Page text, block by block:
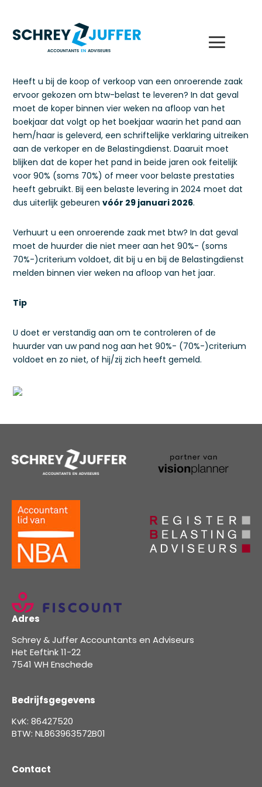
Heeft u bij de koop of verkoop van een onroerende zaak
ervoor gekozen om btw-belast te leveren? In dat geval
moet de koper binnen vier weken na afloop van het
boekjaar dat volgt op het boekjaar waarin het pand aan
hem/haar is geleverd, een schriftelijke verklaring uitreiken
aan de verkoper en de Belastingdienst. Daaruit moet
blijken dat de koper het pand in beide jaren ook feitelijk
voor 90% (soms 70%) of meer voor belaste prestaties
heeft gebruikt. Bij een belaste levering in 2024 moet dat
dus uiterlijk gebeurenvóór 29 januari 2026.
Verhuurt u een onroerende zaak met btw? In dat geval
moet de huurder die niet meer aan het 90%- (soms
70%-)criterium voldoet, dit bij u en bij de Belastingdienst
melden binnen vier weken na afloop van het jaar.
Tip
U doet er verstandig aan om te controleren of de
huurder van uw pand nog aan het 90%- (70%-)criterium
voldoet en zo niet, of hij/zij zich heeft gemeld.
Adres
Schrey & Juffer Accountants en Adviseurs
Het Eeftink 11-22
7541 WH Enschede
Bedrijfsgegevens
KvK: 86427520
BTW: NL863963572B01
Contact